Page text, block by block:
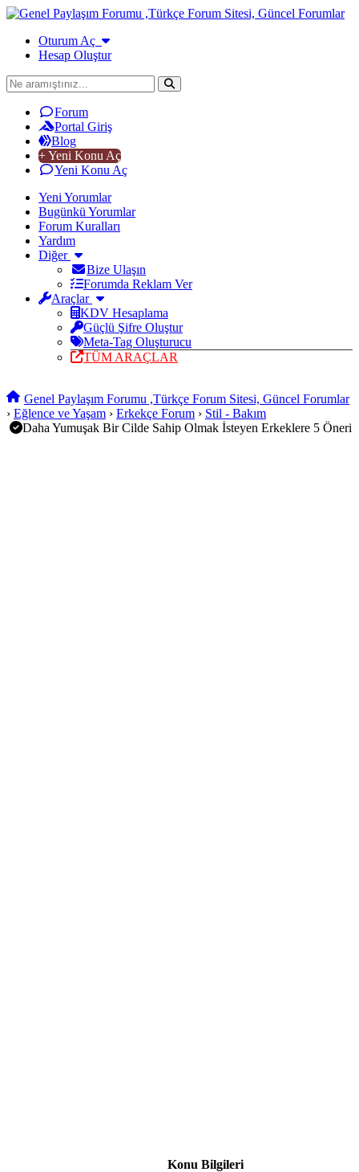
Oturum Aç
Hesap Oluştur
Forum
Portal Giriş
Blog
+ Yeni Konu Aç
Yeni Konu Aç
Yeni Yorumlar
Bugünkü Yorumlar
Forum Kuralları
Yardım
Diğer
Bize Ulaşın
Forumda Reklam Ver
Araçlar
KDV Hesaplama
Güçlü Şifre Oluştur
Meta-Tag Oluşturucu
TÜM ARAÇLAR
Genel Paylaşım Forumu ,Türkçe Forum Sitesi, Güncel Forumlar
› Eğlence ve Yaşam › Erkekçe Forum › Stil - Bakım
Daha Yumuşak Bir Cilde Sahip Olmak İsteyen Erkeklere 5 Öneri
Konu Bilgileri